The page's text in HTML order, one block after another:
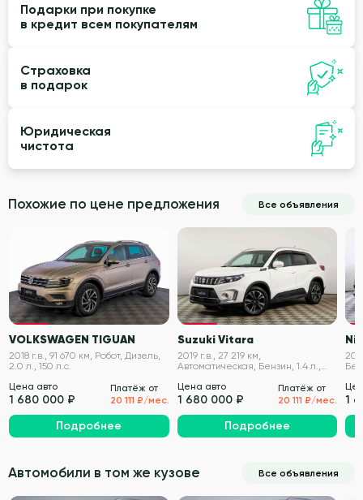
Подарки при покупке
в кредит всем покупателям
Страховка
в подарок
Юридическая
чистота
Похожие по цене предложения Все объявления
VIN проверен
VOLKSWAGEN TIGUAN
2018 г.в., 91 670 км, Робот, Дизель,
2.0 л., 150 л.с.
Цена авто
1 680 000 ₽
Платёж от
20 111 ₽/мес.
Подробнее
VIN проверен
Suzuki Vitara
2019 г.в., 27 219 км,
Автоматическая, Бензин, 1.4 л.,
Цена авто
1 680 000 ₽
Платёж от
20 111 ₽/мес.
Подробнее
1
Автомобили в том же кузове Все объявления